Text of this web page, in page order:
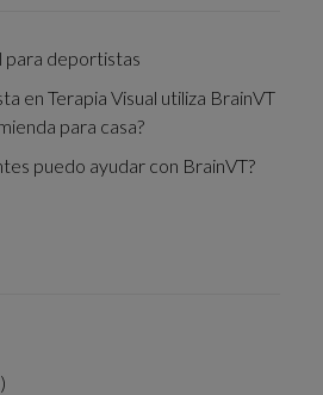
para deportistas
en Terapia Visual utiliza BrainVT
para casa?
puedo ayudar con BrainVT?